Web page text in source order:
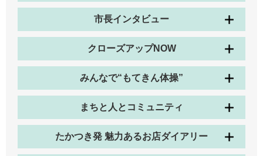
市長インタビュー
クローズアップNOW
みんなで“もてきん体操”
まちと人とコミュニティ
たかつき発 魅力あるお店ダイアリー